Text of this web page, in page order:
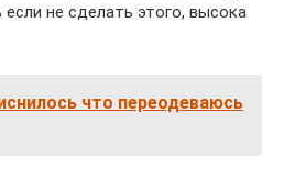
не сделать этого, высока
что переодеваюсь